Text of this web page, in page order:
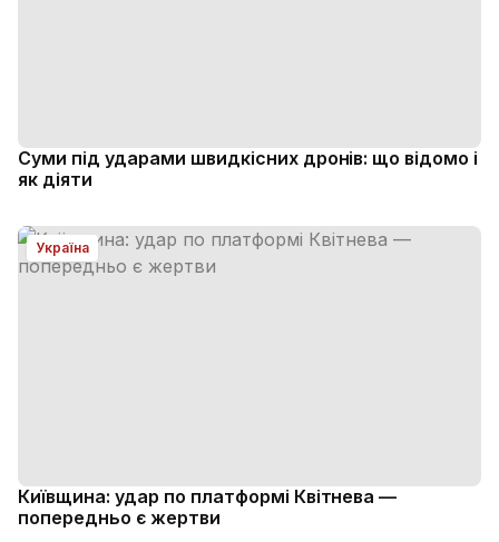
Суми під ударами швидкісних дронів: що відомо і
як діяти
Україна
Київщина: удар по платформі Квітнева —
попередньо є жертви